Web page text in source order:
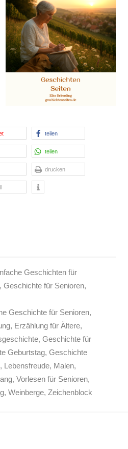
teilen
teilen
drucken
Geschichten für
, Geschichte für Senioren,
Geschichte für Senioren,
, Erzählung für Ältere,
, Geschichte für
Geburtstag, Geschichte
, Lebensfreude, Malen,
, Vorlesen für Senioren,
, Weinberge, Zeichenblock